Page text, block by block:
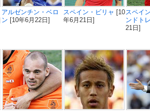
アルゼンチン・ベロ
ン [10年6月22日]
スペイン・ビリャ [10
年6月21日]
スペイ
ンドト
21日]